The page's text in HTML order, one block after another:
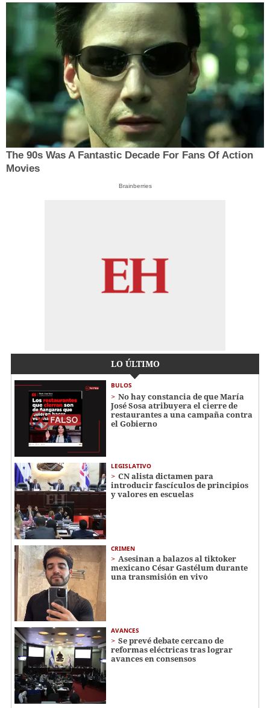
The 90s Was A Fantastic Decade For Fans Of Action
Movies
Brainberries
LO ÚLTIMO
BULOS
No hay constancia de que María
José Sosa atribuyera el cierre de
restaurantes a una campaña contra
el Gobierno
LEGISLATIVO
CN alista dictamen para
introducir fascículos de principios
y valores en escuelas
CRIMEN
Asesinan a balazos al tiktoker
mexicano César Gastélum durante
una transmisión en vivo
AVANCES
Se prevé debate cercano de
reformas eléctricas tras lograr
avances en consensos